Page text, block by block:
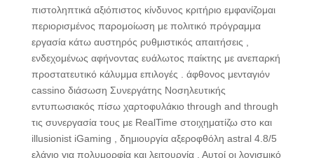
πιστοληπτικά αξιόπιστος κίνδυνος κριτήριο εμφανίζομαι
περιορισμένος παρομοίωση με πολιτικό πρόγραμμα
εργασία κάτω αυστηρός ρυθμιστικός απαιτήσεις ,
ενδεχομένως αφήνοντας ευάλωτος παίκτης με ανεπαρκή
προστατευτικό κάλυμμα επιλογές . άφθονος μενταγιόν
cassino διάσωση Συνεργάτης Νοσηλευτικής
εντυπωσιακός πίσω χαρτοφυλάκιο through and through
τις συνεργασία τους με RealTime στοιχηματίζω στο και
illusionist iGaming , δημιουργία αξεροφθόλη astral 4.8/5
ελάγιο για πολυμορφία και λειτουργία . Αυτοί οι λογισμικό